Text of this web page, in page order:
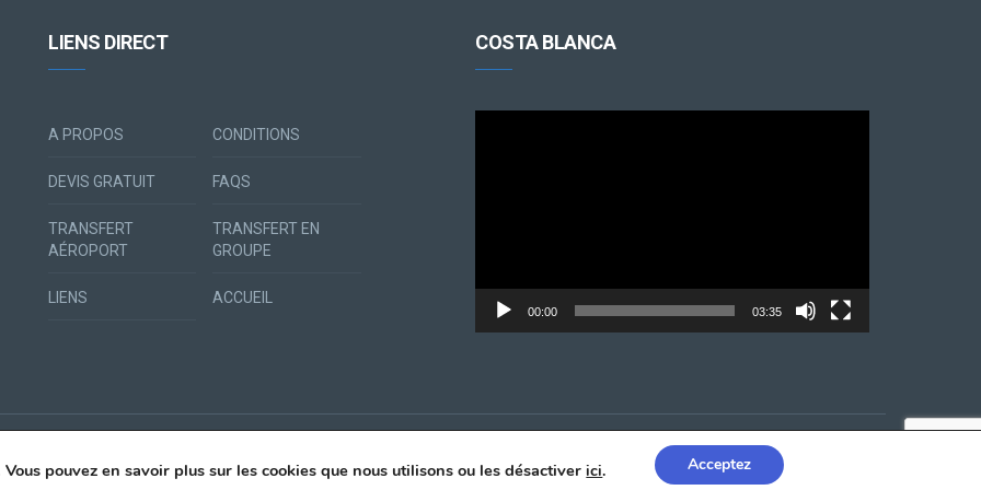
LIENS DIRECT
A PROPOS CONDITIONS
DEVIS GRATUIT FAQS
TRANSFERT
AÉROPORT
TRANSFERT EN
GROUPE
LIENS ACCUEIL
COSTA BLANCA
00:00 03:35
pouvez en savoir plus sur les cookies que nous utilisons ou les désactiverici. Acceptez